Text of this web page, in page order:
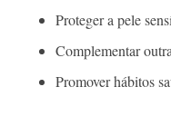
Proteger a pele
Complementar
Promover hábitos